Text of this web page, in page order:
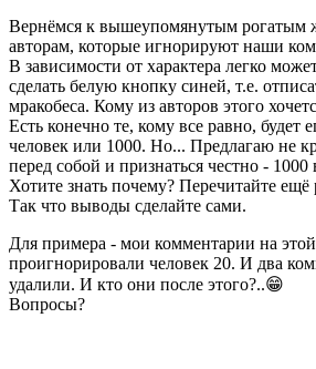
Вернёмся к вышеупомянутым рогатым
авторам, которые игнорируют наши
В зависимости от характера легко
сделать белую кнопку синей, т.е.
мракобеса. Кому из авторов этого
Есть конечно те, кому все равно, будет
человек или 1000. Но... Предлагаю не
перед собой и признаться честно -
Хотите знать почему? Перечитайте ещё
Так что выводы сделайте сами.
Для примера - мои комментарии на
проигнорировали человек 20. И два
удалили. И кто они после этого?..😁
Вопросы?